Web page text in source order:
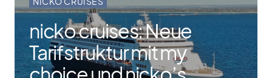
nicko cruises: Neue
Tarifstruktur mit my